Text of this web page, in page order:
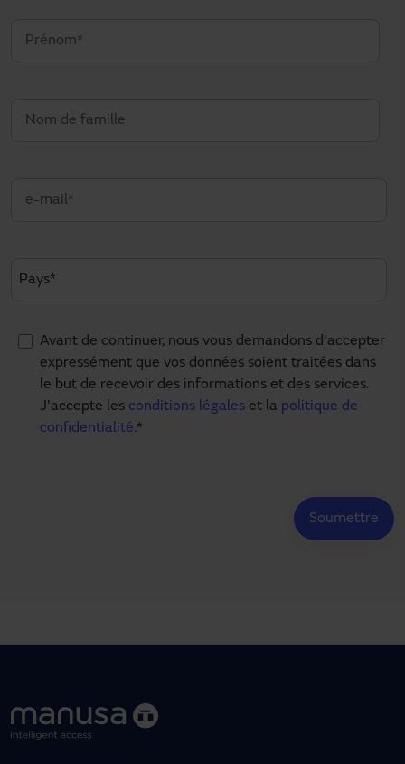
Avant de continuer, nous vous demandons d'accepter
expressément que vos données soient traitées dans
le but de recevoir des informations et des services.
J'accepte les conditions légales et la politique de
confidentialité.*